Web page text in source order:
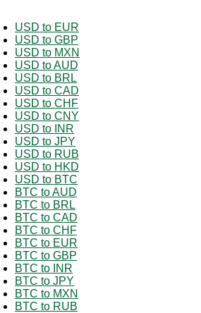
USD to EUR
USD to GBP
USD to MXN
USD to AUD
USD to BRL
USD to CAD
USD to CHF
USD to CNY
USD to INR
USD to JPY
USD to RUB
USD to HKD
USD to BTC
BTC to AUD
BTC to BRL
BTC to CAD
BTC to CHF
BTC to EUR
BTC to GBP
BTC to INR
BTC to JPY
BTC to MXN
BTC to RUB